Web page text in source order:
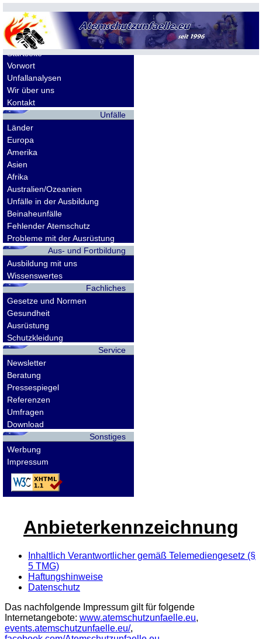
Allgemeines
Startseite
Vorwort
Unfallanalysen
Wir über uns
Kontakt
Unfälle
Länder
Europa
Amerika
Asien
Afrika
Australien/Ozeanien
Unfälle in der Ausbildung
Beinaheunfälle
Fehlender Atemschutz
Probleme mit der Ausrüstung
Aus- und Fortbildung
Ausbildung mit uns
Wissenswertes
Fachliches
Gesetze und Normen
Gesundheit
Ausrüstung
Schutzkleidung
Service
Newsletter
Beratung
Pressespiegel
Referenzen
Umfragen
Download
Sonstiges
Werbung
Impressum
Anbieterkennzeichnung
Inhaltlich Verantwortlicher gemäß Telemediengesetz (§
5 TMG)
Haftungshinweise
Datenschutz
Das nachfolgende Impressum gilt für folgende
Internetangebote: www.atemschutzunfaelle.eu,
events.atemschutzunfaelle.eu/,